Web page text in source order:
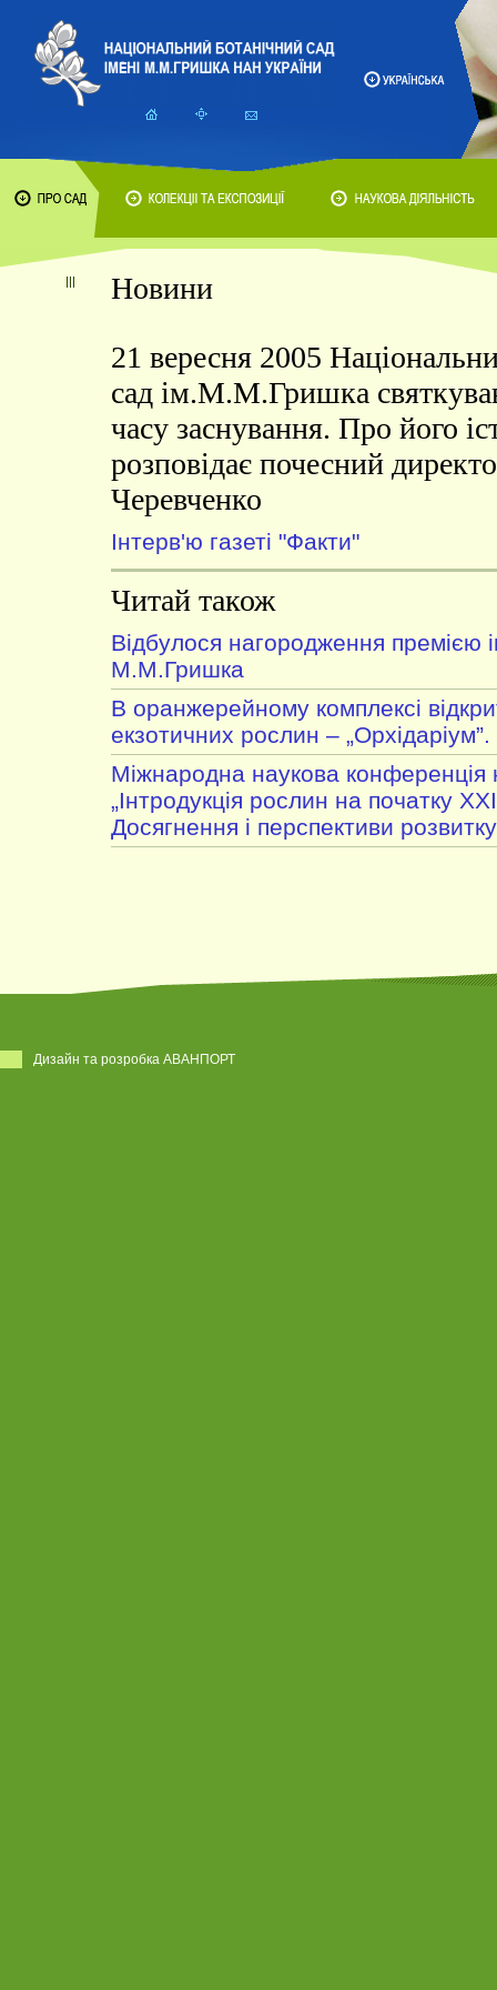
Новини
21 вересня 2005
сад ім.М.М.Гришка
часу заснування. Про його
розповідає почесний
Черевченко
Інтерв'ю газеті "Факти"
Читай також
Відбулося нагородження премією
М.М.Гришка
В оранжерейному комплексі
екзотичних рослин – „Орхідаріум”.
Міжнародна наукова конференція
„Інтродукція рослин на початку
Досягнення і перспективи
Дизайн та розробка АВАНПОРТ